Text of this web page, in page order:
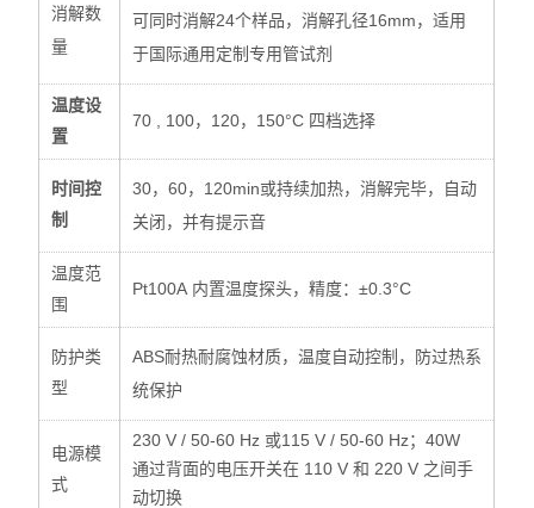
消解数
量
可同时消解24个样品，消解孔径16mm，适用
于国际通用定制专用管试剂
温度设
置
70 , 100，120，150°C 四档选择
时间控
制
30，60，120min或持续加热，消解完毕，自动
关闭，并有提示音
温度范
围
Pt100A 内置温度探头，精度：±0.3°C
防护类
型
ABS耐热耐腐蚀材质，温度自动控制，防过热系
统保护
电源模
式
230 V / 50-60 Hz 或115 V / 50-60 Hz；40W
通过背面的电压开关在 110 V和220 V 之间手
动切换